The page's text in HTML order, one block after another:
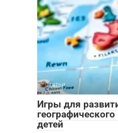
Статьи
Игры для
детей